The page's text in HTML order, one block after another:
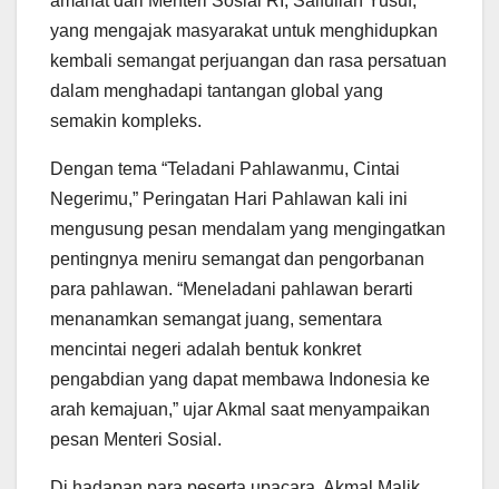
yang mengajak masyarakat untuk menghidupkan
kembali semangat perjuangan dan rasa persatuan
dalam menghadapi tantangan global yang
semakin kompleks.
Dengan tema “Teladani Pahlawanmu, Cintai
Negerimu,” Peringatan Hari Pahlawan kali ini
mengusung pesan mendalam yang mengingatkan
pentingnya meniru semangat dan pengorbanan
para pahlawan. “Meneladani pahlawan berarti
menanamkan semangat juang, sementara
mencintai negeri adalah bentuk konkret
pengabdian yang dapat membawa Indonesia ke
arah kemajuan,” ujar Akmal saat menyampaikan
pesan Menteri Sosial.